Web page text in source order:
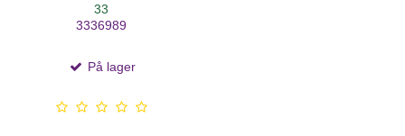
33
3336989
På lager